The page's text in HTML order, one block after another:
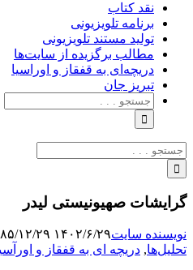
نقد کتاب
برنامه‌ تلویزیونی
تولید مستند تلویزیونی
مطالب برگزیده از سایت‌ها
دریچه‌ای به قفقاز و اوراسیا
تبریزِ جان
جستجو
برای:
جستجو
برای:
گرایشات صهیونیستی لیدر
نویسنده سایت۱۴۰۲/۶/۲۹ ۲۰:۲۰:۵۶ ۱۳۸۵/
تحلیل‌ها, دریچه ای به قفقاز و